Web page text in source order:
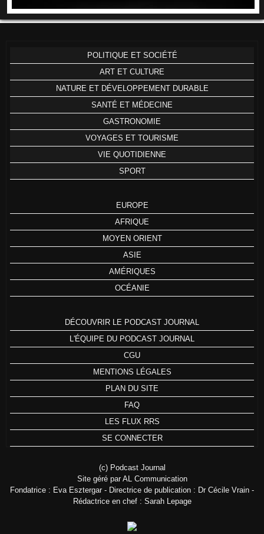
POLITIQUE ET SOCIÉTÉ
ART ET CULTURE
NATURE ET DÉVELOPPEMENT DURABLE
SANTÉ ET MÉDECINE
GASTRONOMIE
VOYAGES ET TOURISME
VIE QUOTIDIENNE
SPORT
EUROPE
AFRIQUE
MOYEN ORIENT
ASIE
AMÉRIQUES
OCÉANIE
DÉCOUVRIR LE PODCAST JOURNAL
L'ÉQUIPE DU PODCAST JOURNAL
CGU
MENTIONS LÉGALES
PLAN DU SITE
FAQ
LES FLUX RRS
SE CONNECTER
(c) Podcast Journal
Site géré par AL Communication
Fondatrice : Eva Esztergar - Directrice de publication : Dr Cécile Vrain -
Rédactrice en chef : Sarah Lepage